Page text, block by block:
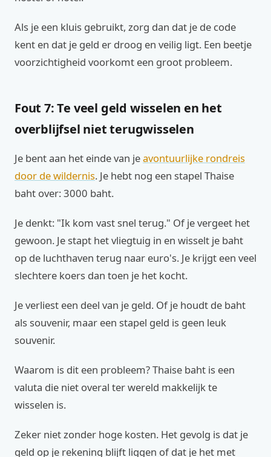
Als je een kluis gebruikt, zorg dan dat je de code
kent en dat je geld er droog en veilig ligt. Een beetje
voorzichtigheid voorkomt een groot probleem.
Fout 7: Te veel geld wisselen en het
overblijfsel niet terugwisselen
Je bent aan het einde van jeavontuurlijke rondreis
door de wildernis. Je hebt nog een stapel Thaise
baht over: 3000 baht.
Je denkt: "Ik kom vast snel terug." Of je vergeet het
gewoon. Je stapt het vliegtuig in en wisselt je baht
op de luchthaven terug naar euro's. Je krijgt een veel
slechtere koers dan toen je het kocht.
Je verliest een deel van je geld. Of je houdt de baht
als souvenir, maar een stapel geld is geen leuk
souvenir.
Waarom is dit een probleem? Thaise baht is een
valuta die niet overal ter wereld makkelijk te
wisselen is.
Zeker niet zonder hoge kosten. Het gevolg is dat je
geld op je rekening blijft liggen of dat je het met